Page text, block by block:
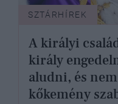
SZTÁRHÍREK
A királyi
király
aludni, és
kőkemény